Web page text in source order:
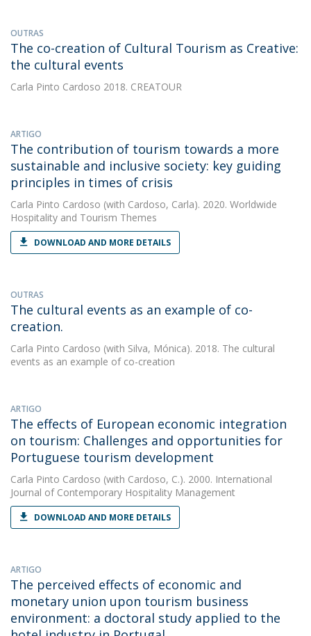
OUTRAS
The co-creation of Cultural Tourism as Creative:
the cultural events
Carla Pinto Cardoso 2018. CREATOUR
ARTIGO
The contribution of tourism towards a more
sustainable and inclusive society: key guiding
principles in times of crisis
Carla Pinto Cardoso (with Cardoso, Carla). 2020. Worldwide
Hospitality and Tourism Themes
DOWNLOAD AND MORE DETAILS
OUTRAS
The cultural events as an example of co-
creation.
Carla Pinto Cardoso (with Silva, Mónica). 2018. The cultural
events as an example of co-creation
ARTIGO
The effects of European economic integration
on tourism: Challenges and opportunities for
Portuguese tourism development
Carla Pinto Cardoso (with Cardoso, C.). 2000. International
Journal of Contemporary Hospitality Management
DOWNLOAD AND MORE DETAILS
ARTIGO
The perceived effects of economic and
monetary union upon tourism business
environment: a doctoral study applied to the